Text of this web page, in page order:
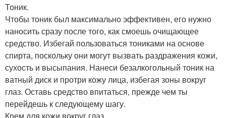
Тоник.
Чтобы тоник был максимально эффективен, его нужно
наносить сразу после того, как смоешь очищающее
средство. Избегай пользоваться тониками на основе
спирта, поскольку они могут вызвать раздражения кожи,
сухость и высыпания. Нанеси безалкогольный тоник на
ватный диск и протри кожу лица, избегая зоны вокруг
глаз. Оставь средство впитаться, прежде чем ты
перейдешь к следующему шагу.
Крем для кожи вокруг глаз.